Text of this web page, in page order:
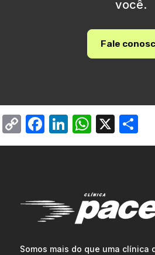
você.
Fale
Copy
Link
Facebook
LinkedIn
X
Somos mais do que uma clínica